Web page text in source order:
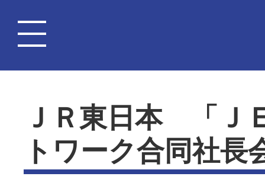
ＪＲ東日本 「Ｊ
トワーク合同社長